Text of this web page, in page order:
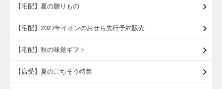
【宅配】夏の贈りもの
【宅配】2027年イオンのおせち先行予約販売
【宅配】秋の味覚ギフト
【店受】夏のごちそう特集